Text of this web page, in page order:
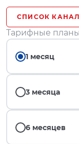
СПИСОК
Тарифные планы
1 месяц
3 месяца
6 месяцев